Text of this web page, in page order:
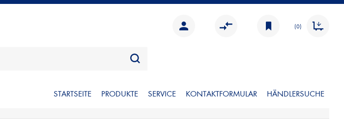
(0)
STARTSEITE PRODUKTE SERVICE KONTAKTFORMULAR HÄNDLERSUCHE